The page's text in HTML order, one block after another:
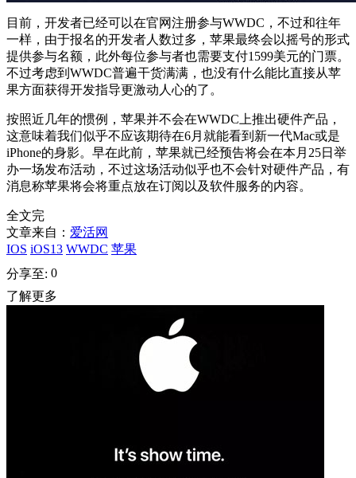
目前，开发者已经可以在官网注册参与WWDC，不过和往年
一样，由于报名的开发者人数过多，苹果最终会以摇号的形式
提供参与名额，此外每位参与者也需要支付1599美元的门票。
不过考虑到WWDC普遍干货满满，也没有什么能比直接从苹
果方面获得开发指导更激动人心的了。
按照近几年的惯例，苹果并不会在WWDC上推出硬件产品，
这意味着我们似乎不应该期待在6月就能看到新一代Mac或是
iPhone的身影。早在此前，苹果就已经预告将会在本月25日举
办一场发布活动，不过这场活动似乎也不会针对硬件产品，有
消息称苹果将会将重点放在订阅以及软件服务的内容。
全文完
文章来自： 爱活网
IOS iOS13 WWDC 苹果
分享至: 0
了解更多